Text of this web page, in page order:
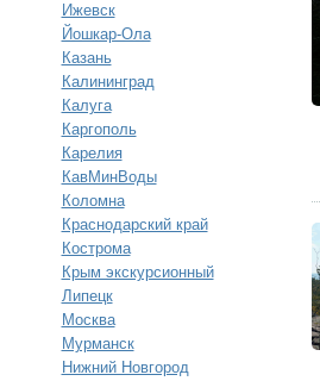
Ижевск
Йошкар-Ола
Казань
Калининград
Калуга
Каргополь
Карелия
КавМинВоды
Коломна
Краснодарский край
Кострома
Крым экскурсионный
Липецк
Москва
Мурманск
Нижний Новгород